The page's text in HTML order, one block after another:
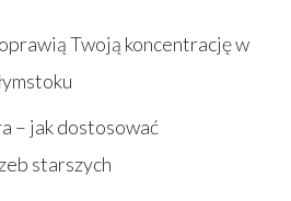
Twoją koncentrację w
– jak dostosować
starszych